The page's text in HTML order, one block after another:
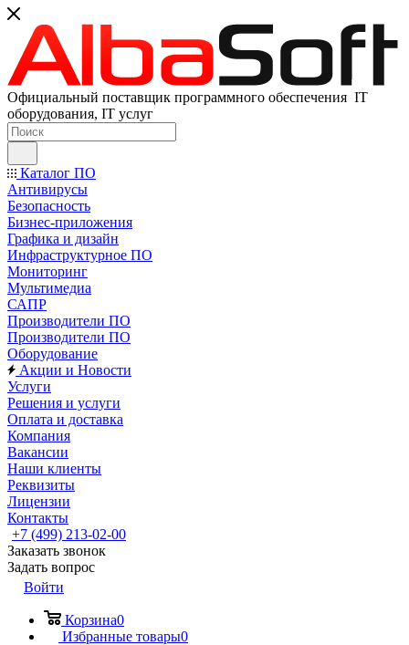
Официальный поставщик программного обеспечения IT
оборудования, IT услуг
Каталог ПО
Антивирусы
Безопасность
Бизнес-приложения
Графика и дизайн
Инфраструктурное ПО
Мониторинг
Мультимедиа
САПР
Производители ПО
Производители ПО
Оборудование
Акции и Новости
Услуги
Решения и услуги
Оплата и доставка
Компания
Вакансии
Наши клиенты
Реквизиты
Лицензии
Контакты
+7 (499) 213-02-00
Заказать звонок
Задать вопрос
Войти
Корзина0
Избранные товары0